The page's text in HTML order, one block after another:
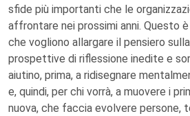
sfide più importanti che le
affrontare nei prossimi anni. Questo
che vogliono allargare il pensiero
prospettive di riflessione inedite e
aiutino, prima, a ridisegnare
e, quindi, per chi vorrà, a muovere i
nuova, che faccia evolvere persone,